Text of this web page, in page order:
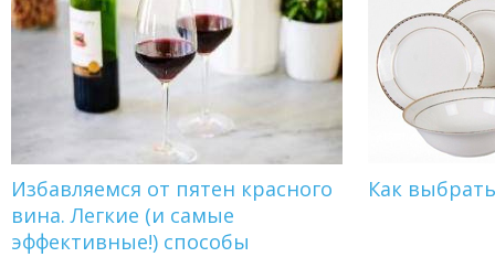
Избавляемся от пятен красного
вина. Легкие (и самые
эффективные!) способы
Как